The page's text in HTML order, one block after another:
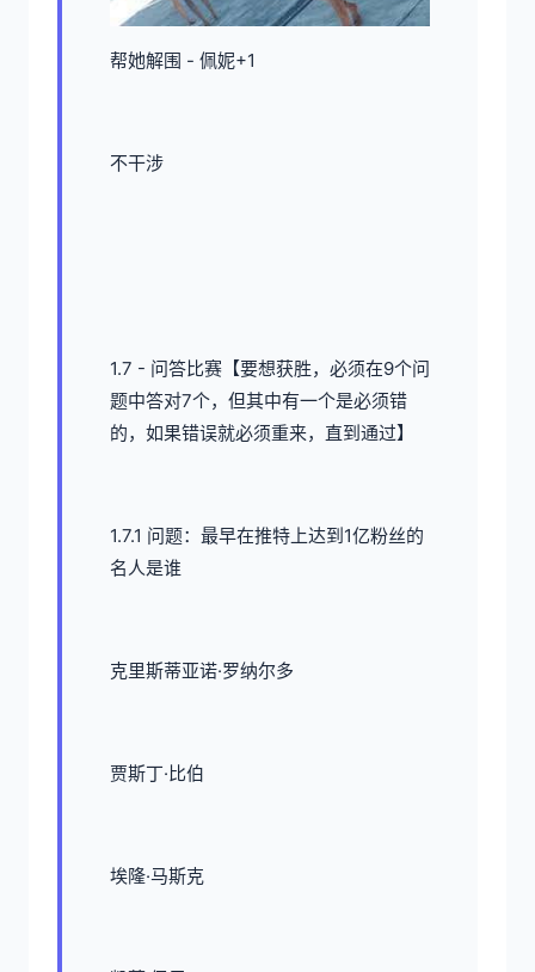
帮她解围 - 佩妮+1
不干涉
1.7 - 问答比赛【要想获胜，必须在9个问
题中答对7个，但其中有一个是必须错
的，如果错误就必须重来，直到通过】
1.7.1 问题：最早在推特上达到1亿粉丝的
名人是谁
克里斯蒂亚诺·罗纳尔多
贾斯丁·比伯
埃隆·马斯克